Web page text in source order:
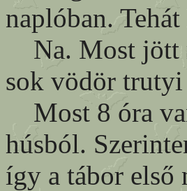
naplóban.
Na. Most jött
sok vödör
Most 8 óra
húsból.
így a tábor első